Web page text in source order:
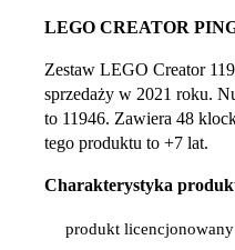
LEGO CREATOR
Zestaw LEGO Creator
sprzedaży w 2021 roku.
to 11946. Zawiera 48
tego produktu to +7 lat.
Charakterystyka
produkt licencjonowany